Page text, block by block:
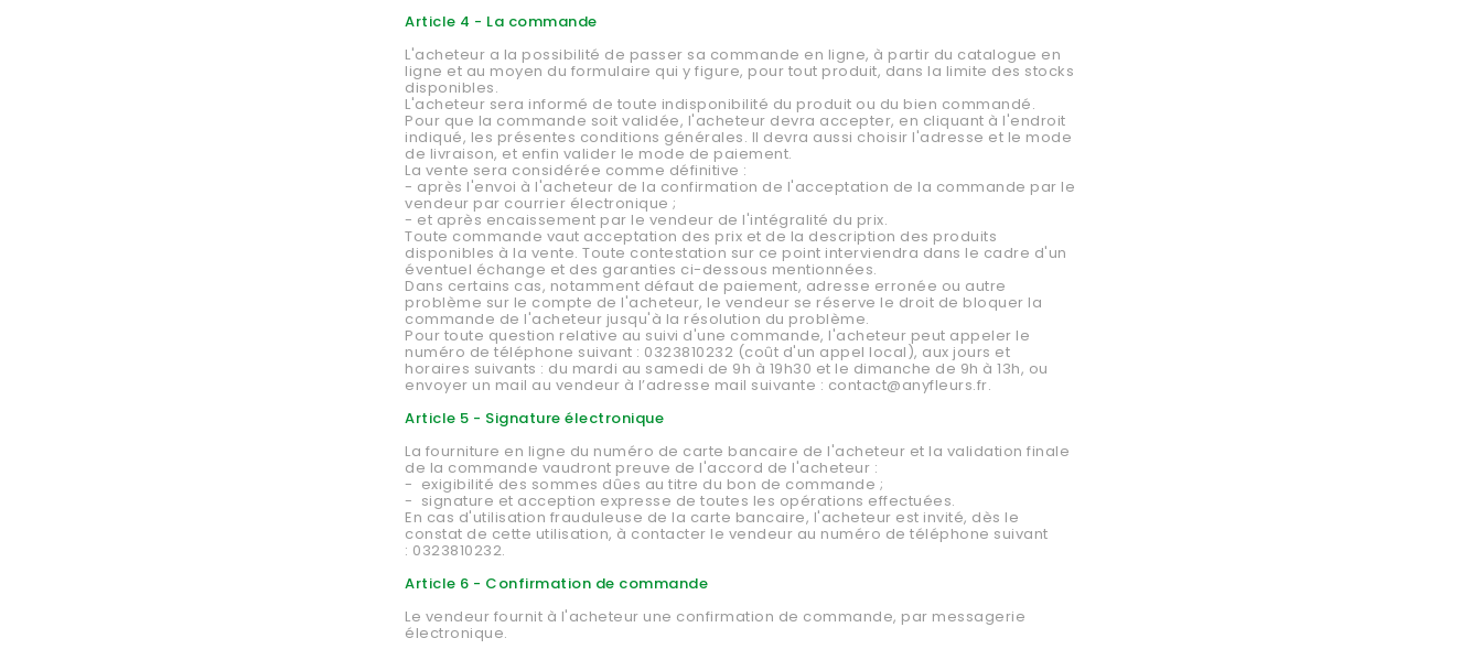
Article 4 - La commande
L'acheteur a la possibilité de passer sa commande en ligne, à partir du catalogue en
ligne et au moyen du formulaire qui y figure, pour tout produit, dans la limite des stocks
disponibles.
L'acheteur sera informé de toute indisponibilité du produit ou du bien commandé.
Pour que la commande soit validée, l'acheteur devra accepter, en cliquant à l'endroit
indiqué, les présentes conditions générales. Il devra aussi choisir l'adresse et le mode
de livraison, et enfin valider le mode de paiement.
La vente sera considérée comme définitive :
- après l'envoi à l'acheteur de la confirmation de l'acceptation de la commande par le
vendeur par courrier électronique ;
- et après encaissement par le vendeur de l'intégralité du prix.
Toute commande vaut acceptation des prix et de la description des produits
disponibles à la vente. Toute contestation sur ce point interviendra dans le cadre d'un
éventuel échange et des garanties ci-dessous mentionnées.
Dans certains cas, notamment défaut de paiement, adresse erronée ou autre
problème sur le compte de l'acheteur, le vendeur se réserve le droit de bloquer la
commande de l'acheteur jusqu'à la résolution du problème.
Pour toute question relative au suivi d'une commande, l'acheteur peut appeler le
numéro de téléphone suivant : 0323810232 (coût d'un appel local), aux jours et
horaires suivants : du mardi au samedi de 9h à 19h30 et le dimanche de 9h à 13h, ou
envoyer un mail au vendeur à l’adresse mail suivante : contact@anyfleurs.fr.
Article 5 - Signature électronique
La fourniture en ligne du numéro de carte bancaire de l'acheteur et la validation finale
de la commande vaudront preuve de l'accord de l'acheteur :
- exigibilité des sommes dûes au titre du bon de commande ;
- signature et acception expresse de toutes les opérations effectuées.
En cas d'utilisation frauduleuse de la carte bancaire, l'acheteur est invité, dès le
constat de cette utilisation, à contacter le vendeur au numéro de téléphone suivant
: 0323810232.
Article 6 - Confirmation de commande
Le vendeur fournit à l'acheteur une confirmation de commande, par messagerie
électronique.